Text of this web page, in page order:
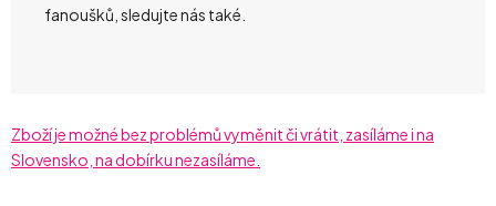
fanoušků, sledujte nás také.
Zboží je možné bez problémů vyměnit či vrátit, zasíláme i na
Slovensko, na dobírku nezasíláme.